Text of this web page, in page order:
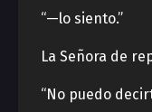
“—lo siento.”
La Señora de
“No puedo